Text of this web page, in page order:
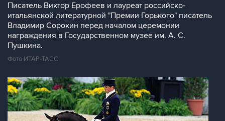
Писатель Виктор Ерофеев и лауреат российско-
итальянской литературной "Премии Горького" писатель
Владимир Сорокин перед началом церемонии
награждения в Государственном музее им. А. С.
Пушкина.
Фото ИТАР-ТАСС